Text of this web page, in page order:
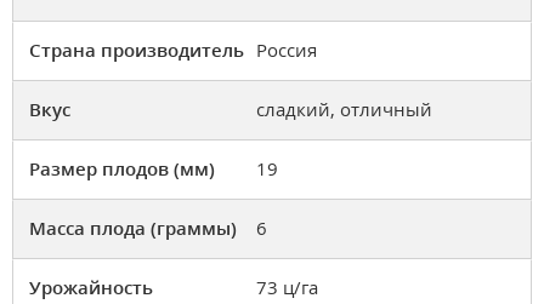
Страна производитель Россия
Вкус сладкий, отличный
Размер плодов (мм) 19
Масса плода (граммы) 6
Урожайность 73 ц/га